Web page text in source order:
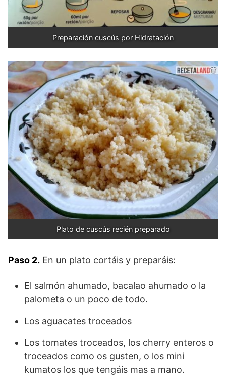
Preparación cuscús por Hidratación
Plato de cuscús recién preparado
Paso 2. En un plato cortáis y preparáis:
El salmón ahumado, bacalao ahumado o la
palometa o un poco de todo.
Los aguacates troceados
Los tomates troceados, los cherry enteros o
troceados como os gusten, o los mini
kumatos los que tengáis mas a mano.